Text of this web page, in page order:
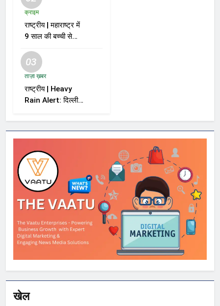
क्राइम
राष्ट्रीय | महाराष्ट्र में
9 साल की बच्ची से
मामले में आरोपी को मौत
की सजा
03
ताज़ा ख़बर
राष्ट्रीय | Heavy
Rain Alert: दिल्ली-
में भारी बारिश का अलर्ट,
Kerala और Odisha
खेल